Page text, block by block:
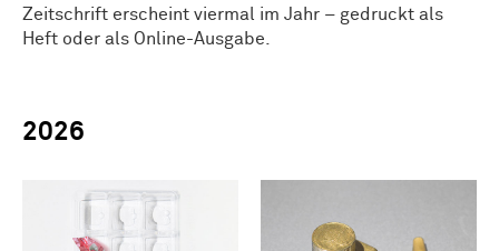
Zeitschrift erscheint viermal im Jahr – gedruckt als
Heft oder als Online-Ausgabe.
2026